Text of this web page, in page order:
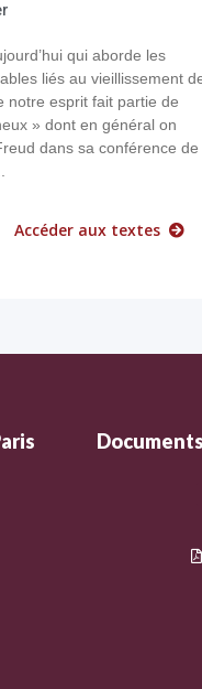
qui aborde les
liés au vieillissement
notre esprit fait partie de
» dont en général on
dans sa conférence de
Accéder aux textes